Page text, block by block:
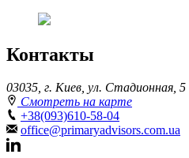
Контакты
03035, г. Киев, ул. Стадионная, 5
Смотреть на карте
+38(093)610-58-04
office@primaryadvisors.com.ua